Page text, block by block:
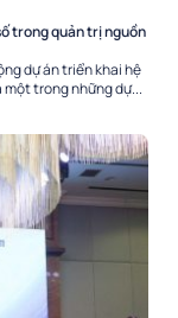
trong quản trị nguồn
dự án triển khai hệ
trong những dự...